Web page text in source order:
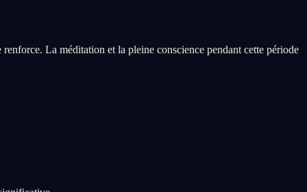
La méditation et la pleine conscience pendant cette période